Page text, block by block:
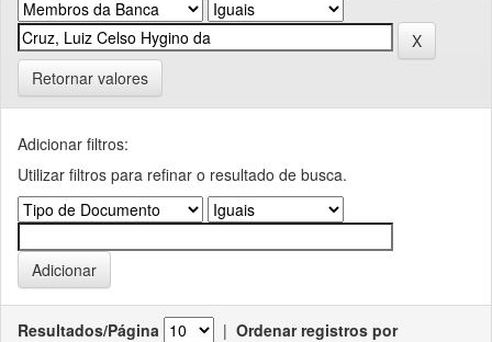
Retornar valores
Adicionar filtros:
Utilizar filtros para refinar o resultado de busca.
Resultados/Página | Ordenar registros por